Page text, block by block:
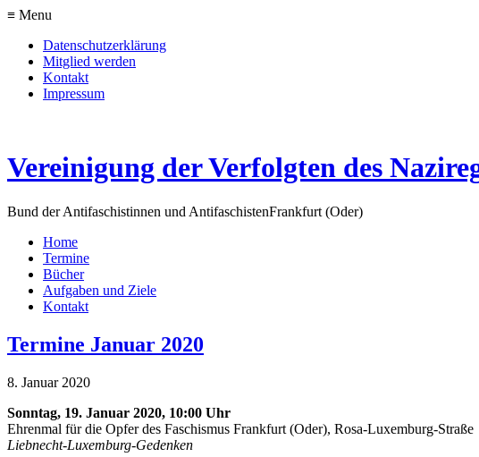
≡ Menu
Datenschutzerklärung
Mitglied werden
Kontakt
Impressum
Vereinigung der Verfolgten des
Bund der Antifaschistinnen und AntifaschistenFrankfurt (Oder)
Home
Termine
Bücher
Aufgaben und Ziele
Kontakt
Termine Januar 2020
8. Januar 2020
Sonntag, 19. Januar 2020, 10:00 Uhr
Ehrenmal für die Opfer des Faschismus Frankfurt (Oder), Rosa-Luxemburg-Straße
Liebnecht-Luxemburg-Gedenken